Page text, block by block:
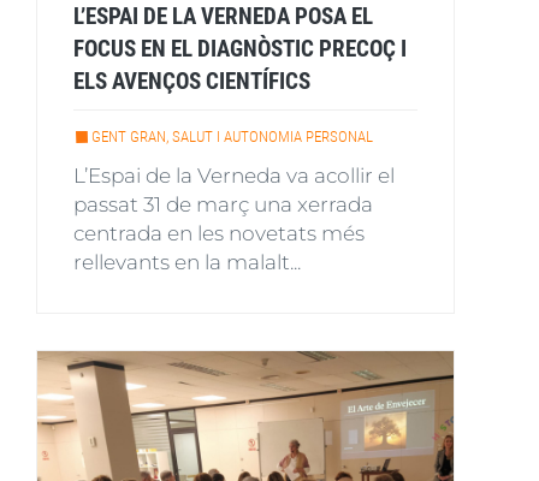
L’ESPAI DE LA VERNEDA POSA EL
FOCUS EN EL DIAGNÒSTIC PRECOÇ I
ELS AVENÇOS CIENTÍFICS
GENT GRAN, SALUT I AUTONOMIA PERSONAL
L’Espai de la Verneda va acollir el
passat 31 de març una xerrada
centrada en les novetats més
rellevants en la malalt...